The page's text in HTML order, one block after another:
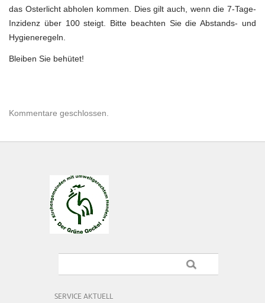
das Osterlicht abholen kommen. Dies gilt auch, wenn die 7-Tage-
Inzidenz über 100 steigt. Bitte beachten Sie die Abstands- und
Hygieneregeln.
Bleiben Sie behütet!
Kommentare geschlossen.
SERVICE AKTUELL